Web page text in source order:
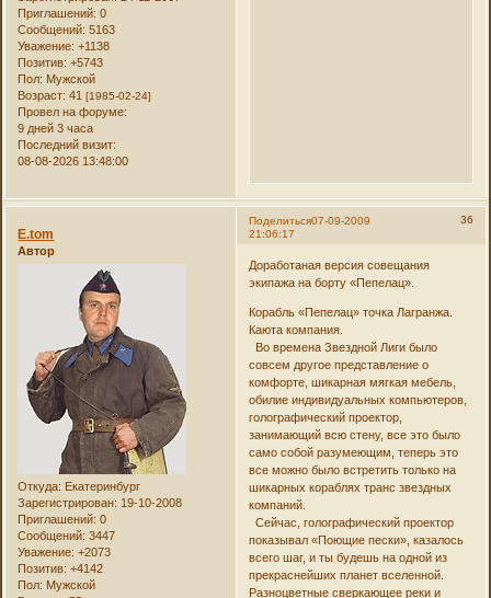
Приглашений: 0
Сообщений: 5163
Уважение: +1138
Позитив: +5743
Пол: Мужской
Возраст: 41[1985-02-24]
Провел на форуме:
9 дней 3 часа
Последний визит:
08-08-2026 13:48:00
Поделиться 36
07-09-2009
21:06:17
E.tom
Автор
Откуда: Екатеринбург
Зарегистрирован: 19-10-2008
Приглашений: 0
Сообщений: 3447
Уважение: +2073
Позитив: +4142
Пол: Мужской
Доработаная версия совещания
экипажа на борту «Пепелац».
Корабль «Пепелац» точка Лагранжа.
Каюта компания.
Во времена Звездной Лиги было
совсем другое представление о
комфорте, шикарная мягкая мебель,
обилие индивидуальных компьютеров,
голографический проектор,
занимающий всю стену, все это было
само собой разумеющим, теперь это
все можно было встретить только на
шикарных кораблях транс звездных
компаний.
Сейчас, голографический проектор
показывал «Поющие пески», казалось
всего шаг, и ты будешь на одной из
прекраснейших планет вселенной.
Разноцветные сверкающее реки и